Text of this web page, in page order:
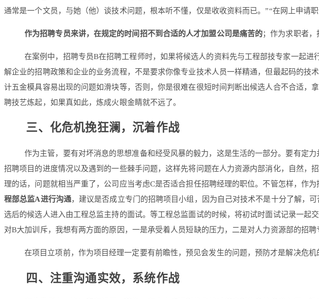
通常是一个文员，与她（他）谈技术问题，根本听不懂，仅是收收资料而已。”“在网上申请
作为招聘专员来讲，在规定的时间招不到合适的人才加盟公司是痛苦的；作为求职者
在案例中，招聘专员B在招聘工程师时，如果将候选人的资料先与工程部技专家一起
解企业的招聘政策和企业的业务流程，不是要求你像专业技术人员一样精通，但最起码的
计五金模具容易出现的问题如滑块等，否则，你是很难在很短时间判断出候选人合不合适
聘技艺炼起，如果真如此，炼成火眼金睛就不远了。
三、化危机挽狂澜，沉着作战
作为主管，要有对坏消息的思想准备和经受风暴的毅力，这是生活的一部分。要有定
招聘项目的进度情况以及遇到的一些棘手问题，这样先将问题在人力资源内部消化，自然
理的话，问题就相当严重了，公司应当考虑C是否适合担任招聘经理的职位。不管怎样，作
程部总监A进行沟通，建议是否成立专门的招聘项目小组，因为自己对技术不是十分了解，
选后的候选人进入由工程总监主持的面试。等工程总监面试的时候，将初试时面试记录一
对B大加训斥，我想有两方面的原因，一是承受着人员短缺的压力，二是对人力资源部的招聘
在项目立项前，作为项目经理一定要有前瞻性，预见会发生的问题，预防才是解决危
四、注重沟通实效，系统作战